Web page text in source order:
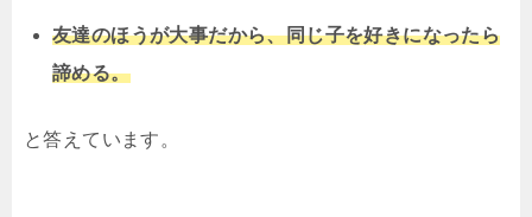
友達のほうが大事だから、同じ子を好きになったら
諦める。
と答えています。